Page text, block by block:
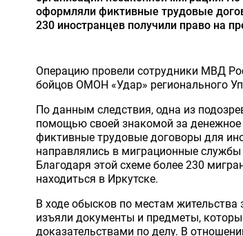
оформляли фиктивные трудовые
230 иностранцев получили право на
Операцию провели сотрудники МВД
бойцов ОМОН «Удар» регионального
По данным следствия, одна из
помощью своей знакомой за
фиктивные трудовые договоры для
направлялись в миграционные
Благодаря этой схеме более 230
находиться в Иркутске.
В ходе обысков по местам
изъяли документы и предметы,
доказательствами по делу. В